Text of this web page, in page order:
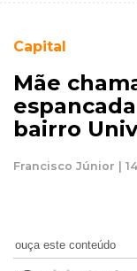
Capital
Mãe
bairro
Francisco Júnior |
ouça este conteúdo